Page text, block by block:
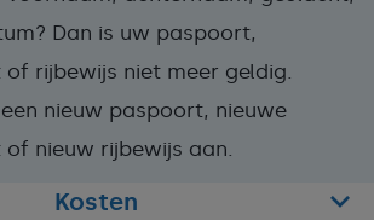
Dan is uw paspoort,
rijbewijs niet meer geldig.
nieuw paspoort, nieuwe
nieuw rijbewijs aan.
Kosten